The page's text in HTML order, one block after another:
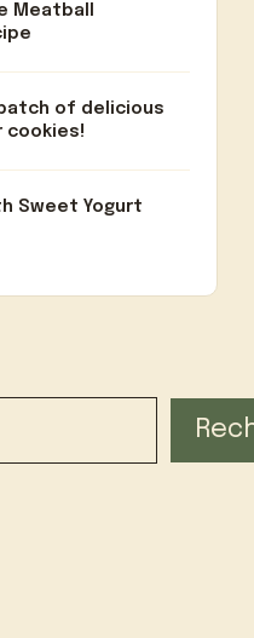
Meatball
of delicious
cookies!
Sweet Yogurt